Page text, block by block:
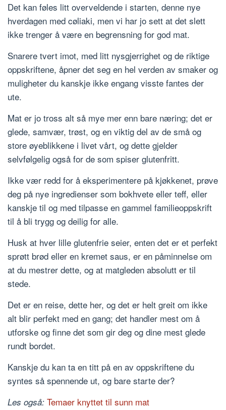
Det kan føles litt overveldende i starten, denne nye
hverdagen med cøliaki, men vi har jo sett at det slett
ikke trenger å være en begrensning for god mat.
Snarere tvert imot, med litt nysgjerrighet og de riktige
oppskriftene, åpner det seg en hel verden av smaker og
muligheter du kanskje ikke engang visste fantes der
ute.
Mat er jo tross alt så mye mer enn bare næring; det er
glede, samvær, trøst, og en viktig del av de små og
store øyeblikkene i livet vårt, og dette gjelder
selvfølgelig også for de som spiser glutenfritt.
Ikke vær redd for å eksperimentere på kjøkkenet, prøve
deg på nye ingredienser som bokhvete eller teff, eller
kanskje til og med tilpasse en gammel familieoppskrift
til å bli trygg og deilig for alle.
Husk at hver lille glutenfrie seier, enten det er et perfekt
sprøtt brød eller en kremet saus, er en påminnelse om
at du mestrer dette, og at matgleden absolutt er til
stede.
Det er en reise, dette her, og det er helt greit om ikke
alt blir perfekt med en gang; det handler mest om å
utforske og finne det som gir deg og dine mest glede
rundt bordet.
Kanskje du kan ta en titt på en av oppskriftene du
syntes så spennende ut, og bare starte der?
Les også: Temaer knyttet til sunn mat